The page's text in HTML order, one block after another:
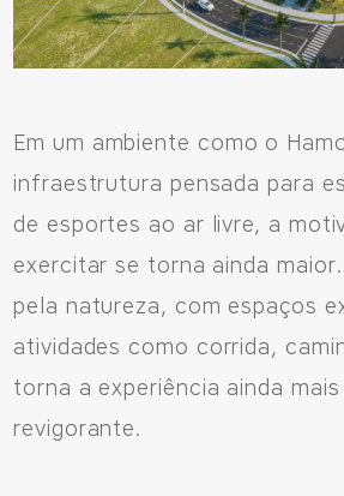
Em um ambiente como o
infraestrutura pensada para
de esportes ao ar livre, a
exercitar se torna ainda
pela natureza, com espaços
atividades como corrida,
torna a experiência ainda
revigorante.